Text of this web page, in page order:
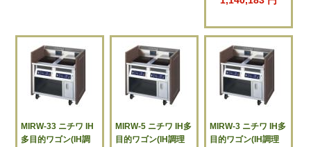
MIRW-33 ニチワ IH
多目的ワゴン(IH調
MIRW-5 ニチワ IH多
目的ワゴン(IH調理
MIRW-3 ニチワ IH多
目的ワゴン(IH調理